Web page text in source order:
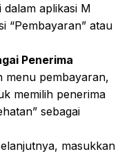
dalam aplikasi M
“Pembayaran” atau
Penerima
menu pembayaran,
memilih penerima
sebagai
masukkan